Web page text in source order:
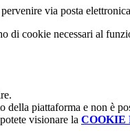
via posta
di cookie necessari al
della piattaforma e non è
visionare la COOKIE